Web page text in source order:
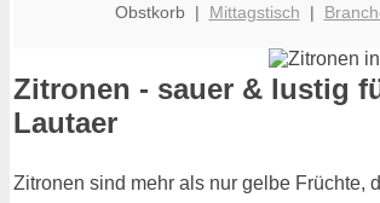
Obstkorb | Mittagstisch |
Zitronen - sauer & lustig
Lautaer
Zitronen sind mehr als nur gelbe Früchte,